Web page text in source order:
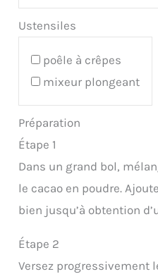
Ustensiles
poêle à crêpes
mixeur plongeant
Préparation
Étape 1
Dans un grand bol,
le cacao en poudre.
bien jusqu’à obtention
Étape 2
Versez progressivement